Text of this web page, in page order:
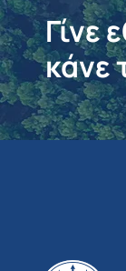
Γίνε
κάνε